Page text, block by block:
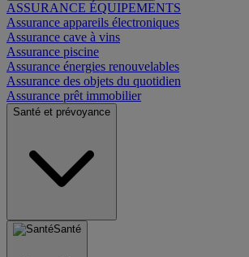
ASSURANCE ÉQUIPEMENTS
Assurance appareils électroniques
Assurance cave à vins
Assurance piscine
Assurance énergies renouvelables
Assurance des objets du quotidien
Assurance prêt immobilier
Santé et prévoyance
Santé